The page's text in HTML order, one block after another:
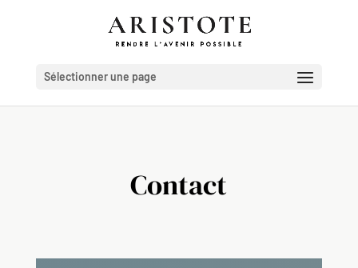
Sélectionner une page
Contact